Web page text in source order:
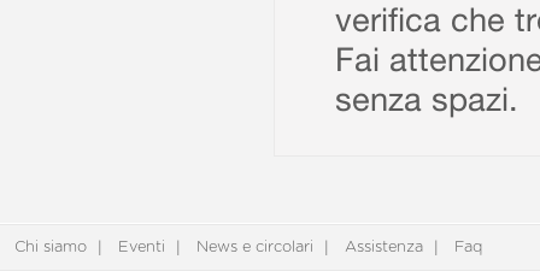
verifica che
Fai
senza spazi.
Chi siamo Eventi News e circolari Assistenza Faq